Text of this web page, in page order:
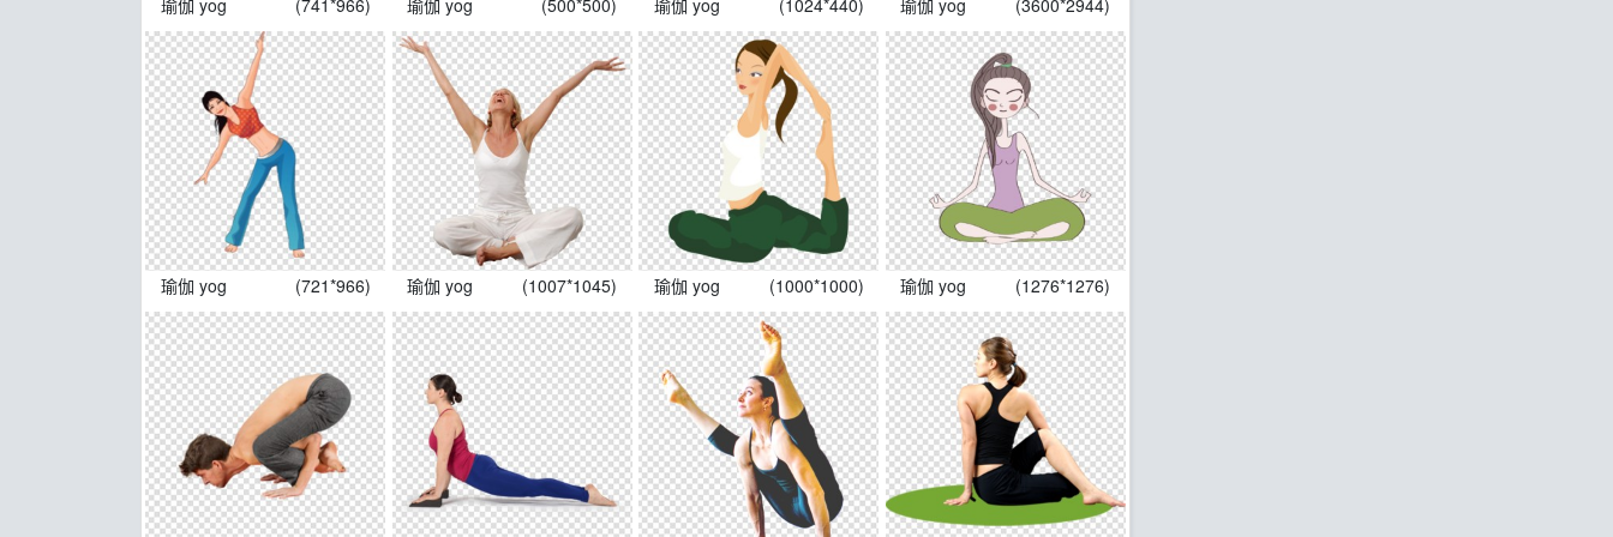
瑜伽 yog (741*966) 瑜伽 yog (500*500) 瑜伽 yog (1024*440) 瑜伽 yog (3600*2944)
瑜伽 yog (721*966) 瑜伽 yog (1007*1045) 瑜伽 yog (1000*1000) 瑜伽 yog (1276*1276)